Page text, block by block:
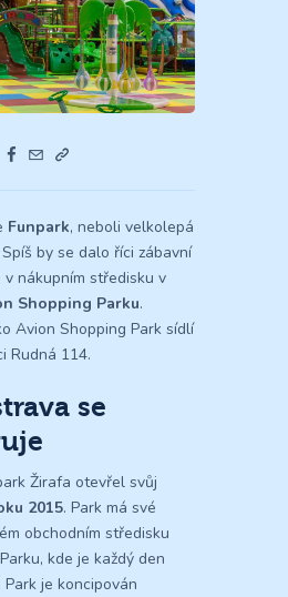
Funpark, neboli velkolepá
by se dalo říci zábavní
nákupním středisku v
Shopping Parku.
Avion Shopping Park sídlí
Rudná 114.
se
Žirafa otevřel svůj
2015. Park má své
obchodním středisku
kde je každý den
je koncipován